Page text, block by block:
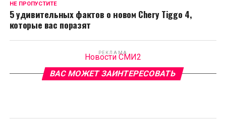
НЕ ПРОПУСТИТЕ
5 удивительных фактов о новом Chery Tiggo 4,
которые вас поразят
РЕКЛАМА
Новости СМИ2
ВАС МОЖЕТ ЗАИНТЕРЕСОВАТЬ